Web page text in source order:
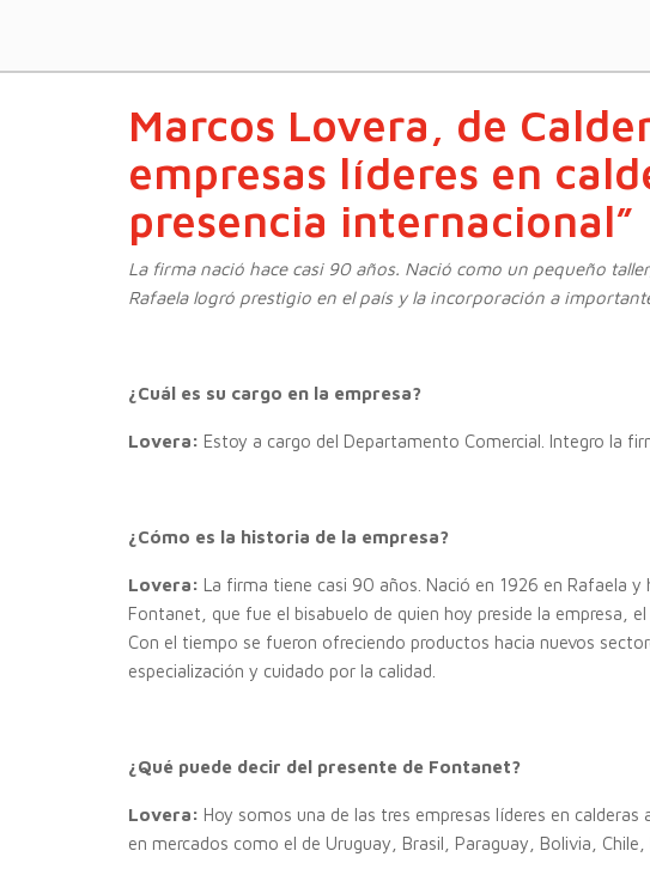
Marcos Lovera, de
empresas líderes en
presencia internacional”
La firma nació hace casi 90 años. Nació como un pequeño
Rafaela logró prestigio en el país y la incorporación a
¿Cuál es su cargo en la empresa?
Lovera: Estoy a cargo del Departamento Comercial. Integro la
¿Cómo es la historia de la empresa?
Lovera: La firma tiene casi 90 años. Nació en 1926 en Rafaela
Fontanet, que fue el bisabuelo de quien hoy preside la empresa,
Con el tiempo se fueron ofreciendo productos hacia nuevos
especialización y cuidado por la calidad.
¿Qué puede decir del presente de Fontanet?
Lovera: Hoy somos una de las tres empresas líderes en
en mercados como el de Uruguay, Brasil, Paraguay, Bolivia,